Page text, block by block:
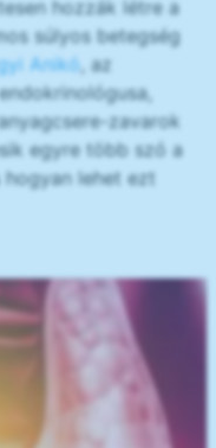
hozzák létre a
súlyos betegség
Anikó , az
zavarok
egyre több szó a
lehet ezt